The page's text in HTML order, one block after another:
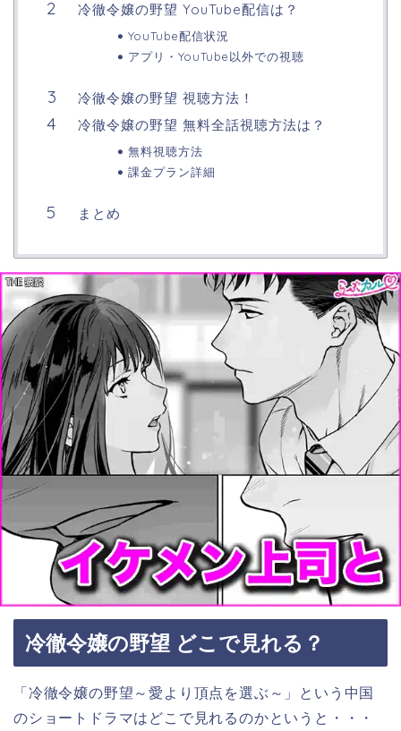
冷徹令嬢の野望 YouTube配信は？
YouTube配信状況
アプリ・YouTube以外での視聴
冷徹令嬢の野望 視聴方法！
冷徹令嬢の野望 無料全話視聴方法は？
無料視聴方法
課金プラン詳細
まとめ
冷徹令嬢の野望 どこで見れる？
「冷徹令嬢の野望～愛より頂点を選ぶ～」という中国
のショートドラマはどこで見れるのかというと・・・